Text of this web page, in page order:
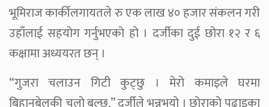
भूमिराज कार्कीलगायतले रु एक लाख ४० हजार संकलन गरी
उहाँलाई सहयोग गर्नुभएको हो । दर्जीका दुई छोरा १२ र ६
कक्षामा अध्ययरत छन् ।
“गुजरा चलाउन गिटी कुट्छु । मेरो कमाइले घरमा